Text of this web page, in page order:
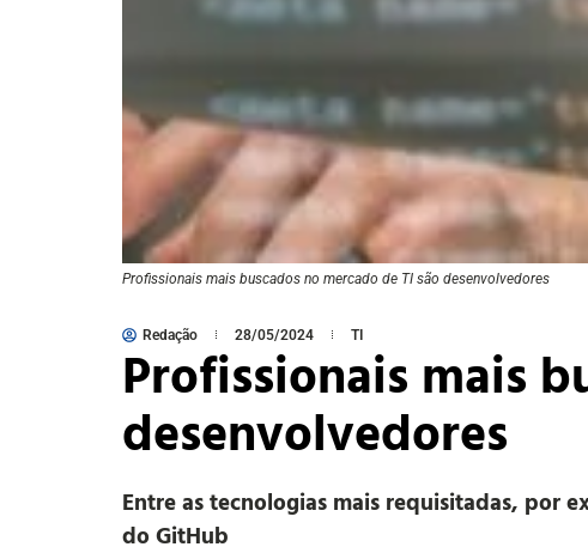
Profissionais mais buscados no mercado de TI são desenvolvedores
Redação 28/05/2024 TI
Profissionais mais
desenvolvedores
Entre as tecnologias mais requisitadas, por
do GitHub